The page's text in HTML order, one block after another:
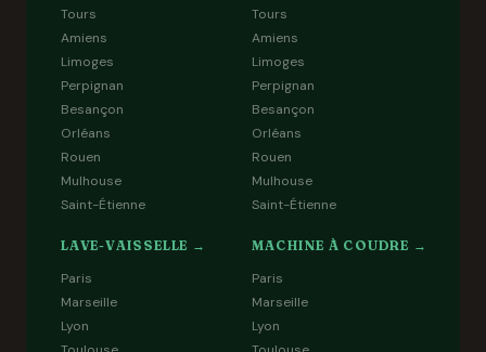
Tours
Amiens
Limoges
Perpignan
Besançon
Orléans
Rouen
Mulhouse
Saint-Étienne
Tours
Amiens
Limoges
Perpignan
Besançon
Orléans
Rouen
Mulhouse
Saint-Étienne
LAVE-VAISSELLE →
Paris
Marseille
Lyon
MACHINE À COUDRE →
Paris
Marseille
Lyon